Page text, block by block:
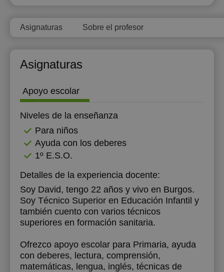
Asignaturas Sobre el profesor
Asignaturas
Apoyo escolar
Niveles de la enseñanza
Para niños
Ayuda con los deberes
1º E.S.O.
Detalles de la experiencia docente:
Soy David, tengo 22 años y vivo en Burgos.
Soy Técnico Superior en Educación Infantil y
también cuento con varios técnicos
superiores en formación sanitaria.
Ofrezco apoyo escolar para Primaria, ayuda
con deberes, lectura, comprensión,
matemáticas, lengua, inglés, técnicas de
11:30
12:30
13:00
14:30
15:30
16:00
16:30
17:30